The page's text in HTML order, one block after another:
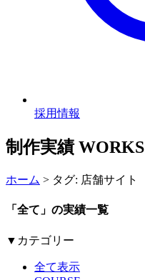
採用情報
制作実績WORKS
ホーム > タグ: 店舗サイト
「全て」の実績一覧
▼カテゴリー
全て表示